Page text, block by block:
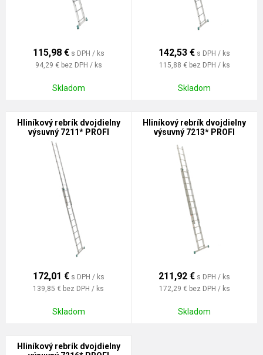
115,98 € s DPH / ks
94,29 € bez DPH / ks
Skladom
142,53 € s DPH / ks
115,88 € bez DPH / ks
Skladom
Hliníkový rebrík dvojdielny
výsuvný 7211* PROFI
172,01 € s DPH / ks
139,85 € bez DPH / ks
Skladom
Hliníkový rebrík dvojdielny
výsuvný 7213* PROFI
211,92 € s DPH / ks
172,29 € bez DPH / ks
Skladom
Hliníkový rebrík dvojdielny